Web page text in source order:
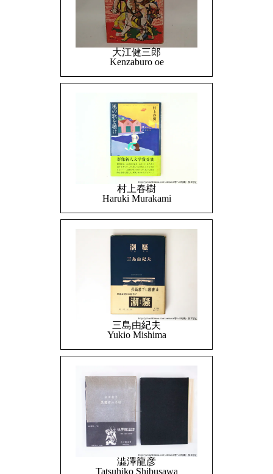
大江健三郎
Kenzaburo oe
村上春樹
Haruki Murakami
三島由紀夫
Yukio Mishima
澁澤龍彦
Tatsuhiko Shibusawa